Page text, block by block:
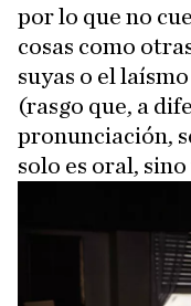
por lo que no
cosas como
suyas o el
(rasgo que, a
pronunciación,
solo es oral,